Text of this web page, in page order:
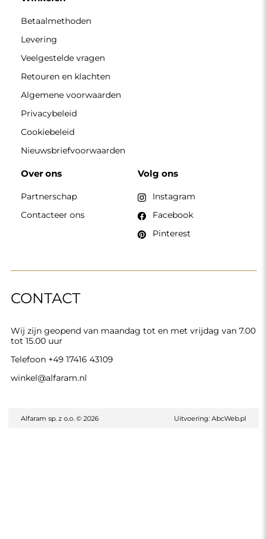
CONTACT
Wij zijn geopend van maandag tot en met vrijdag van 7.00
tot 15.00 uur
Telefoon +49 17416 43109
winkel@alfaram.nl
Betaalmethoden
Levering
Veelgestelde vragen
Retouren en klachten
Algemene voorwaarden
Privacybeleid
Cookiebeleid
Nieuwsbriefvoorwaarden
Over ons
Partnerschap
Contacteer ons
Volg ons
Instagram
Facebook
Pinterest
Alfaram sp. z o.o. © 2026 Uitvoering: AbcWeb.pl